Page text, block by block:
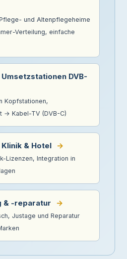
und Altenpflegeheime
Verteilung, einfache
DVB-
Kopfstationen,
→ Kabel-TV (DVB-C)
& Hotel →
Lizenzen, Integration in
& -reparatur →
Justage und Reparatur